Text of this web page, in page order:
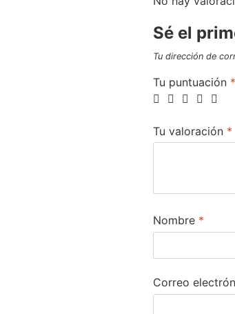
Sé el
Tu dirección de
Tu puntuación *
Tu valoración *
Nombre *
Correo